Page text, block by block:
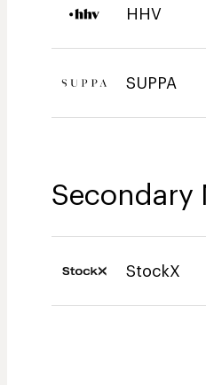
HHV
SUPPA
Secondary
StockX